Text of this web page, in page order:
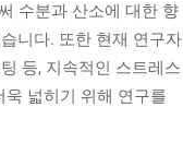
수분과 산소에 대한 향
니다. 또한 현재 연구자
등, 지속적인 스트레스
넓히기 위해 연구를